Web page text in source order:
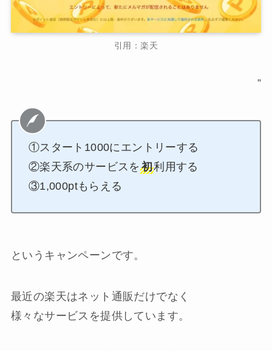
引用：楽天
”
①スタート1000にエントリーする
②楽天系のサービスを 初利用する
③1,000ptもらえる
というキャンペーンです。
最近の楽天はネット通販だけでなく
様々なサービスを提供しています。